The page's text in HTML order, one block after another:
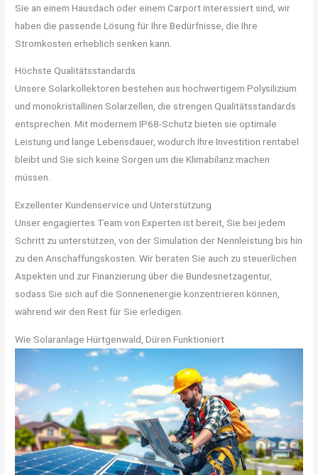
Sie an einem Hausdach oder einem Carport interessiert sind, wir
haben die passende Lösung für Ihre Bedürfnisse, die Ihre
Stromkosten erheblich senken kann.
Höchste Qualitätsstandards
Unsere Solarkollektoren bestehen aus hochwertigem Polysilizium
und monokristallinen Solarzellen, die strengen Qualitätsstandards
entsprechen. Mit modernem IP68-Schutz bieten sie optimale
Leistung und lange Lebensdauer, wodurch Ihre Investition rentabel
bleibt und Sie sich keine Sorgen um die Klimabilanz machen
müssen.
Exzellenter Kundenservice und Unterstützung
Unser engagiertes Team von Experten ist bereit, Sie bei jedem
Schritt zu unterstützen, von der Simulation der Nennleistung bis hin
zu den Anschaffungskosten. Wir beraten Sie auch zu steuerlichen
Aspekten und zur Finanzierung über die Bundesnetzagentur,
sodass Sie sich auf die Sonnenenergie konzentrieren können,
während wir den Rest für Sie erledigen.
Wie Solaranlage Hürtgenwald, Düren Funktioniert